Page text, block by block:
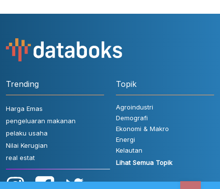
Trending
Harga Emas
pengeluaran makanan
pelaku usaha
Nilai Kerugian
real estat
Topik
Agroindustri
Demografi
Ekonomi & Makro
Energi
Kelautan
Lihat Semua Topik